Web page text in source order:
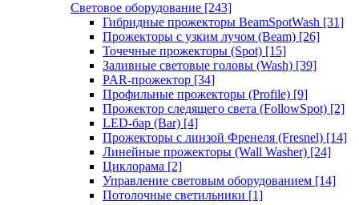
Световое оборудование [243]
Гибридные прожекторы BeamSpotWash [31]
Прожекторы с узким лучом (Beam) [26]
Точечные прожекторы (Spot) [15]
Заливные световые головы (Wash) [39]
PAR-прожектор [34]
Профильные прожекторы (Profile) [9]
Прожектор следящего света (FollowSpot) [2]
LED-бар (Bar) [4]
Прожекторы с линзой Френеля (Fresnel) [14]
Линейные прожекторы (Wall Washer) [24]
Циклорама [2]
Управление световым оборудованием [14]
Потолочные светильники [1]